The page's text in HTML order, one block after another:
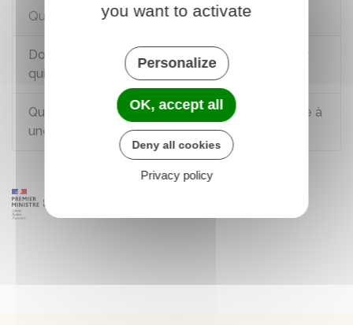
Questions ? Réponses !
Dommage causé par un dirigeant d'association :
qui est responsable ?
Que faire face à une association qui s'apparente à
une secte ?
you want to activate
Personalize
OK, accept all
Deny all cookies
Privacy policy